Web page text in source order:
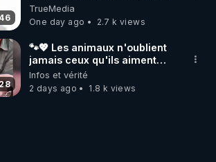
TrueMedia
One day ago
2.7 k views
🐾💖 Les animaux n'oublient
jamais ceux qu'ils aiment…
🥹❤️
Infos et vérité
2 days ago
1.8 k views